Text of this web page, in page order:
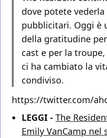
dove potete vederla
pubblicitari. Oggi è
della gratitudine
cast e per la
ci ha cambiato la
condiviso.
https://twitter.com/
LEGGI - The
Emily VanCamp nel